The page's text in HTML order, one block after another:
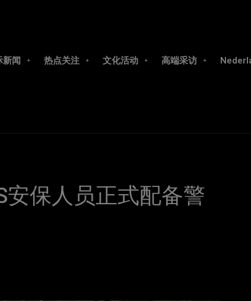
新闻 热点关注 文化活动 高端采访
安保人员正式配备警